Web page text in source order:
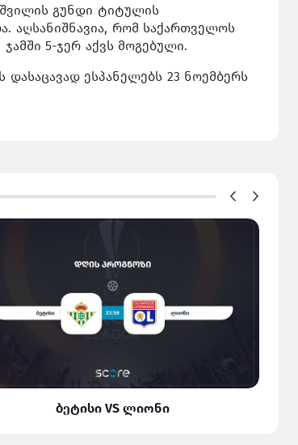
გუნდი ტიტულის
აღსანიშნავია, რომ საქართველოს
5-ჯერ აქვს მოგებული.
ესპანელებს 23 ნოემბერს
ბეტისი VS ლიონი